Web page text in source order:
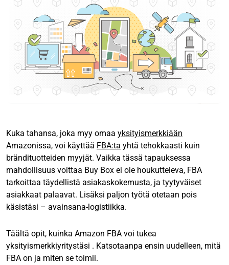
Kuka tahansa, joka myy omaa yksityismerkkiään
Amazonissa, voi käyttää FBA:ta yhtä tehokkaasti kuin
brändituotteiden myyjät. Vaikka tässä tapauksessa
mahdollisuus voittaa Buy Box ei ole houkutteleva, FBA
tarkoittaa täydellistä asiakaskokemusta, ja tyytyväiset
asiakkaat palaavat. Lisäksi paljon työtä otetaan pois
käsistäsi – avainsana-logistiikka.
Täältä opit, kuinka Amazon FBA voi tukea
yksityismerkkiyritystäsi . Katsotaanpa ensin uudelleen, mitä
FBA on ja miten se toimii.